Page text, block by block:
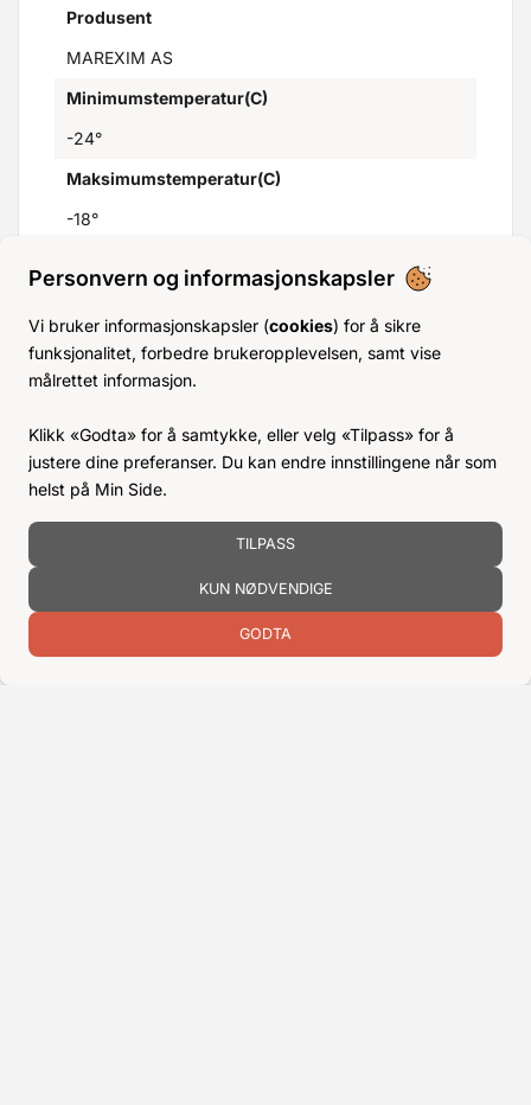
Personvern og informasjonskapsler
Vi bruker informasjonskapsler (cookies) for å sikre
funksjonalitet, forbedre brukeropplevelsen, samt vise
målrettet informasjon.
Klikk «Godta» for å samtykke, eller velg «Tilpass» for å
justere dine preferanser. Du kan endre innstillingene når som
helst på Min Side.
TILPASS
KUN NØDVENDIGE
GODTA
Produsent
MAREXIM AS
Minimumstemperatur(C)
-24°
Maksimumstemperatur(C)
-18°
Opprinnelsesland
Belgia
ENCON AS
Dalsmoen 5
5709 Voss